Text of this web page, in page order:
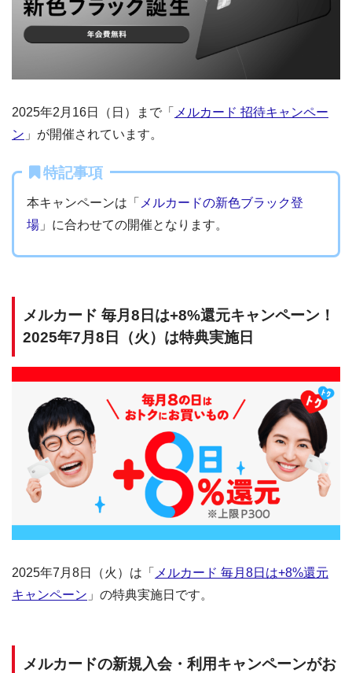
2025年2月16日（日）まで「 メルカード 招待キャンペー
ン 」が開催されています。
特記事項
本キャンペーンは「 メルカードの新色ブラック登
場 」に合わせての開催となります。
メルカード 毎月8日は+8%還元キャンペーン！
2025年7月8日（火）は特典実施日
2025年7月8日（火）は「 メルカード 毎月8日は+8%還元
キャンペーン 」の特典実施日です。
メルカードの新規入会・利用キャンペーンがお